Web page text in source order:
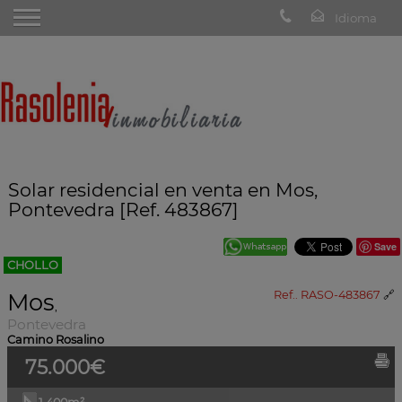
Solar residencial en venta en Mos,
Pontevedra [Ref. 483867]
Save
CHOLLO
Ref.. RASO-483867 🔗
Mos,
Pontevedra
Camino Rosalino
75.000€